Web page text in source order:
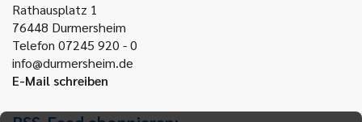
Rathausplatz 1
76448 Durmersheim
Telefon 07245 920 - 0
info@durmersheim.de
E-Mail schreiben